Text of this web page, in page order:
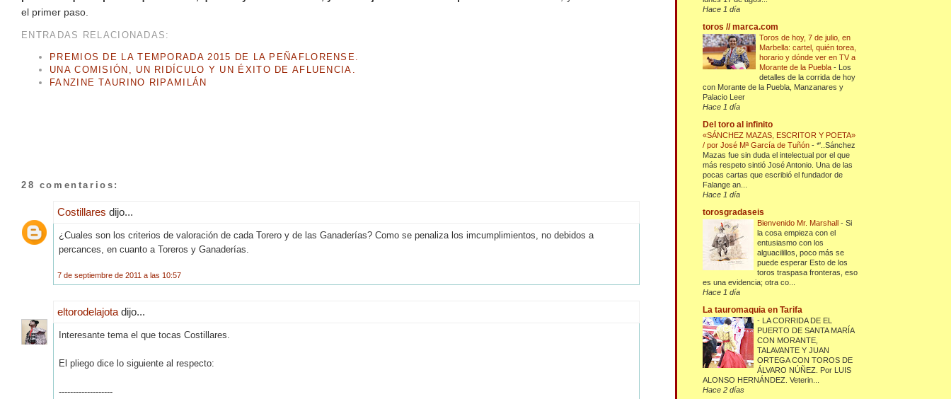
el primer paso.
ENTRADAS RELACIONADAS:
PREMIOS DE LA TEMPORADA 2015 DE LA PEÑAFLORENSE.
UNA COMISIÓN, UN RIDÍCULO Y UN ÉXITO DE AFLUENCIA.
FANZINE TAURINO RIPAMILÁN
28 comentarios:
Costillares dijo...
¿Cuales son los criterios de valoración de cada Torero y de las Ganaderías? Como se penaliza los imcumplimientos, no debidos a
percances, en cuanto a Toreros y Ganaderías.
7 de septiembre de 2011 a las 10:57
eltorodelajota dijo...
Interesante tema el que tocas Costillares.
El pliego dice lo siguiente al respecto:
-------------------
Hace 1 día
toros // marca.com
Toros de hoy, 7 de julio, en
Marbella: cartel, quién torea,
horario y dónde ver en TV a
Morante de la Puebla- Los
detalles de la corrida de hoy
con Morante de la Puebla, Manzanares y
Palacio Leer
Hace 1 día
Del toro al infinito
«SÁNCHEZ MAZAS, ESCRITOR Y POETA»
/ por José Mª García de Tuñón-*'..Sánchez
Mazas fue sin duda el intelectual por el que
más respeto sintió José Antonio. Una de las
pocas cartas que escribió el fundador de
Falange an...
Hace 1 día
torosgradaseis
Bienvenido Mr. Marshall-Si
la cosa empieza con el
entusiasmo con los
alguacilillos, poco más se
puede esperar Esto de los
toros traspasa fronteras, eso
es una evidencia; otra co...
Hace 1 día
La tauromaquia en Tarifa
- LA CORRIDA DE EL
PUERTO DE SANTA MARÍA
CON MORANTE,
TALAVANTE Y JUAN
ORTEGA CON TOROS DE
ÁLVARO NÚÑEZ. Por LUIS
ALONSO HERNÁNDEZ. Veterin...
Hace 2 días